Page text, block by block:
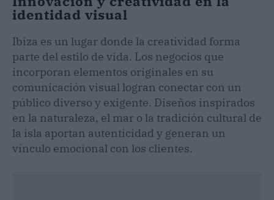
identidad visual
Ibiza es un lugar donde la creatividad forma
parte del estilo de vida. Los negocios que
incorporan elementos originales en su
comunicación visual logran conectar con un
público diverso y exigente. Diseños inspirados
en la naturaleza, el mar o la tradición cultural de
la isla aportan autenticidad y generan un
vínculo emocional con los clientes.